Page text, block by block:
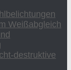
Weißabgleich
destruktive